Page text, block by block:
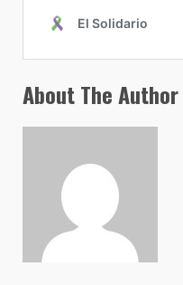
About The Author